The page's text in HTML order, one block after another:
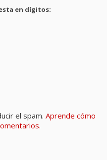
en dígitos:
el spam. Aprende cómo